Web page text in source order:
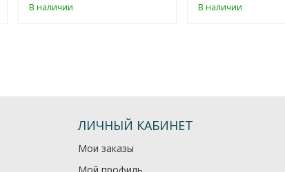
В наличии В наличии
ЛИЧНЫЙ КАБИНЕТ
Мои заказы